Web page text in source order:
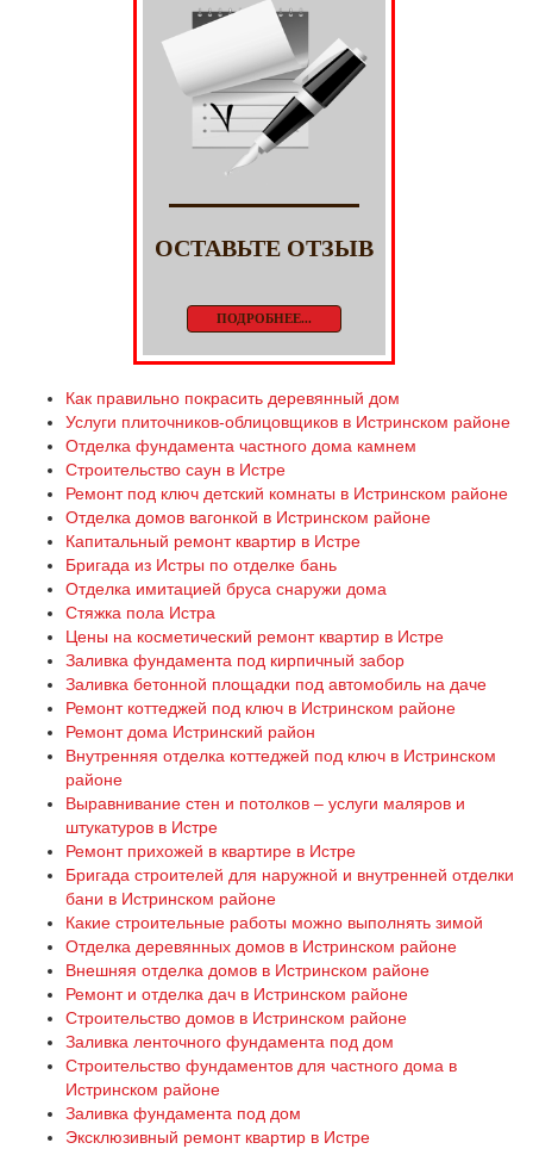
ОСТАВЬТЕ ОТЗЫВ
ПОДРОБНЕЕ...
Как правильно покрасить деревянный дом
Услуги плиточников-облицовщиков в Истринском районе
Отделка фундамента частного дома камнем
Строительство саун в Истре
Ремонт под ключ детский комнаты в Истринском районе
Отделка домов вагонкой в Истринском районе
Капитальный ремонт квартир в Истре
Бригада из Истры по отделке бань
Отделка имитацией бруса снаружи дома
Стяжка пола Истра
Цены на косметический ремонт квартир в Истре
Заливка фундамента под кирпичный забор
Заливка бетонной площадки под автомобиль на даче
Ремонт коттеджей под ключ в Истринском районе
Ремонт дома Истринский район
Внутренняя отделка коттеджей под ключ в Истринском
районе
Выравнивание стен и потолков – услуги маляров и
штукатуров в Истре
Ремонт прихожей в квартире в Истре
Бригада строителей для наружной и внутренней отделки
бани в Истринском районе
Какие строительные работы можно выполнять зимой
Отделка деревянных домов в Истринском районе
Внешняя отделка домов в Истринском районе
Ремонт и отделка дач в Истринском районе
Строительство домов в Истринском районе
Заливка ленточного фундамента под дом
Строительство фундаментов для частного дома в
Истринском районе
Заливка фундамента под дом
Эксклюзивный ремонт квартир в Истре